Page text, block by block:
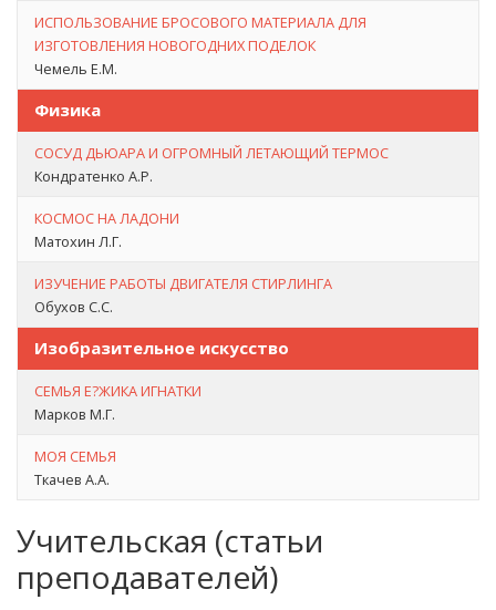
ИСПОЛЬЗОВАНИЕ БРОСОВОГО МАТЕРИАЛА ДЛЯ
ИЗГОТОВЛЕНИЯ НОВОГОДНИХ ПОДЕЛОК
Чемель Е.М.
Физика
СОСУД ДЬЮАРА И ОГРОМНЫЙ ЛЕТАЮЩИЙ ТЕРМОС
Кондратенко А.Р.
КОСМОС НА ЛАДОНИ
Матохин Л.Г.
ИЗУЧЕНИЕ РАБОТЫ ДВИГАТЕЛЯ СТИРЛИНГА
Обухов С.С.
Изобразительное искусство
СЕМЬЯ Е?ЖИКА ИГНАТКИ
Марков М.Г.
МОЯ СЕМЬЯ
Ткачев А.А.
Учительская (статьи
преподавателей)